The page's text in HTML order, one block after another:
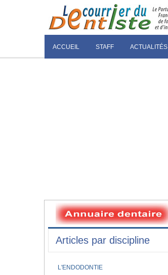
ACCUEIL STAFF ACTUALITÉS
Articles par discipline
L'ENDODONTIE